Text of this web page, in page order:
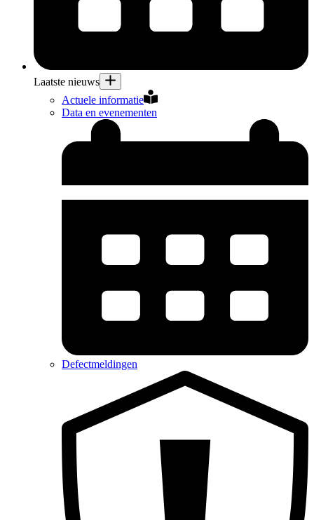
Laatste nieuws
Actuele informatie
Data en evenementen
Defectmeldingen